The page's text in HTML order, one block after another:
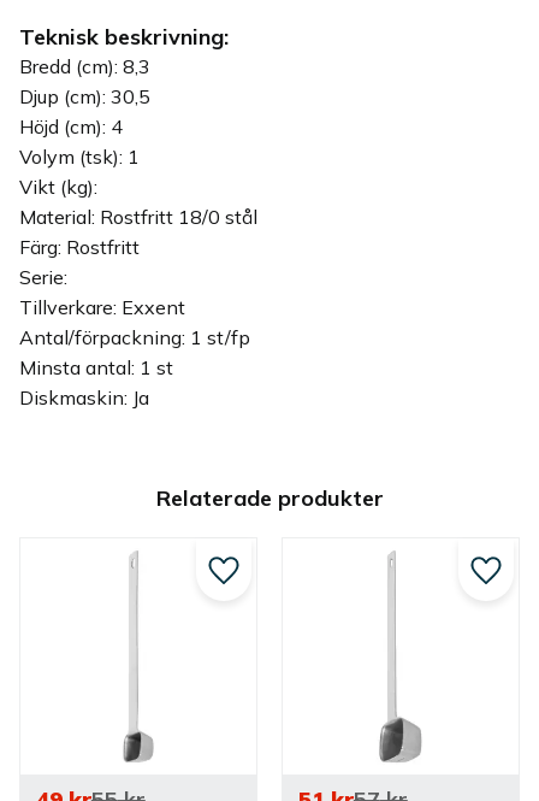
Teknisk beskrivning:
Bredd (cm): 8,3
Djup (cm): 30,5
Höjd (cm): 4
Volym (tsk): 1
Vikt (kg):
Material: Rostfritt 18/0 stål
Färg: Rostfritt
Serie:
Tillverkare: Exxent
Antal/förpackning: 1 st/fp
Minsta antal: 1 st
Diskmaskin: Ja
Relaterade produkter
Lägg till i favoriter Lägg